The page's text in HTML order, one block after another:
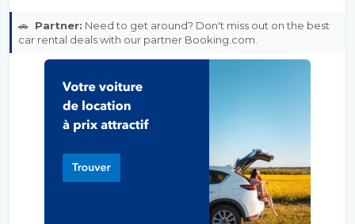
🚗 Partner: Need to get around? Don't miss out on the best
car rental deals with our partner Booking.com.